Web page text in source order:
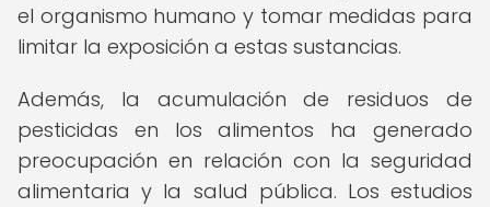
el organismo humano y tomar medidas para
limitar la exposición a estas sustancias.
Además, la acumulación de residuos de
pesticidas en los alimentos ha generado
preocupación en relación con la seguridad
alimentaria y la salud pública. Los estudios